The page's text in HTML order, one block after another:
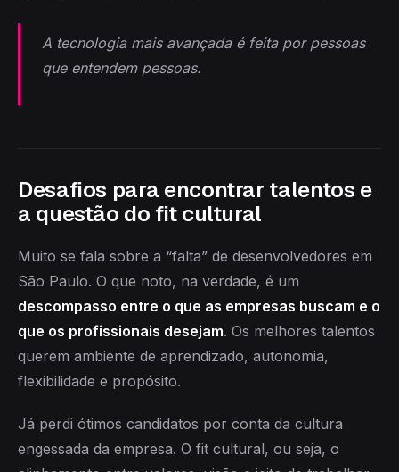
A tecnologia mais avançada é feita por pessoas
que entendem pessoas.
Desafios para encontrar talentos e
a questão do fit cultural
Muito se fala sobre a “falta” de desenvolvedores em
São Paulo. O que noto, na verdade, é um
descompasso entre o que as empresas buscam e o
que os profissionais desejam. Os melhores talentos
querem ambiente de aprendizado, autonomia,
flexibilidade e propósito.
Já perdi ótimos candidatos por conta da cultura
engessada da empresa. O fit cultural, ou seja, o